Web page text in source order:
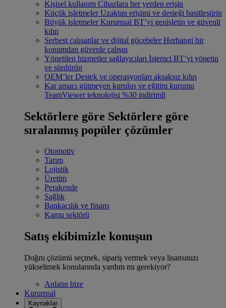
Kişisel kullanım Cihazlara her yerden erişin
Küçük işletmeler Uzaktan erişimi ve desteği basitleştirin
Büyük işletmeler Kurumsal BT’yi genişletin ve güvenli
kılın
Serbest çalışanlar ve dijital göçebeler Herhangi bir
konumdan güvenle çalışın
Yönetilen hizmetler sağlayıcıları İstemci BT’yi yönetin
ve sürdürün
OEM’ler Destek ve operasyonları aksaksız kılın
Kar amacı gütmeyen kuruluş ve eğitim kurumu
TeamViewer teknolojisi %30 indirimli
Sektörlere göre Sektörlere göre
sıralanmış popüler çözümler
Otomotiv
Tarım
Lojistik
Üretim
Perakende
Sağlık
Bankacılık ve finans
Kamu sektörü
Satış ekibimizle konuşun
Doğru çözümü seçmek, sipariş vermek veya lisansınızı
yükseltmek konularında yardım mı gerekiyor?
Anlatın bize
Kurumsal
Kaynaklar